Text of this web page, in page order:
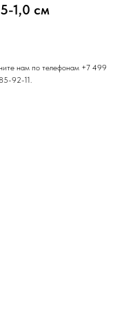
1,0 см
нам по телефонам +7 499
92-11.